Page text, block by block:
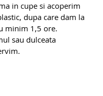
in cupe si acoperim
dupa care dam la
minim 1,5 ore.
sau dulceata